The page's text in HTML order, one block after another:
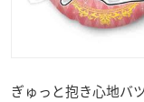
ぎゅっと抱き心地バ